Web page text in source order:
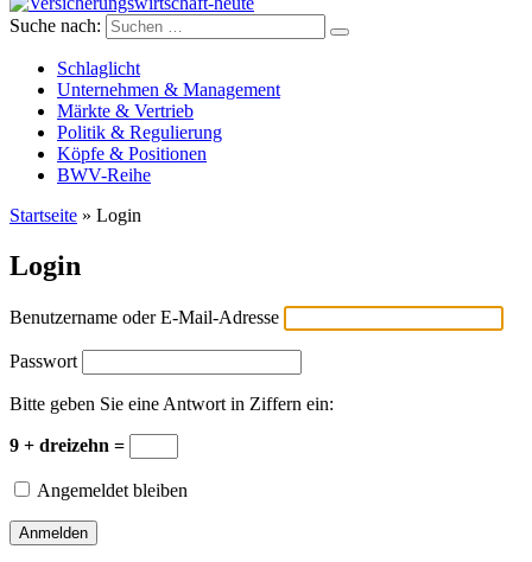
Versicherungswirtschaft-heute
Suche nach:
Schlaglicht
Unternehmen & Management
Märkte & Vertrieb
Politik & Regulierung
Köpfe & Positionen
BWV-Reihe
Startseite » Login
Login
Benutzername oder E-Mail-Adresse
Passwort
Bitte geben Sie eine Antwort in Ziffern ein:
9 + dreizehn =
Angemeldet bleiben